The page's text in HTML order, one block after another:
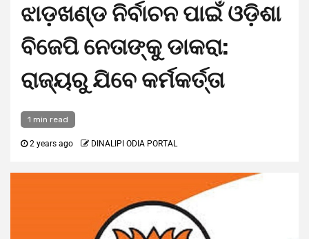
ଝାଡ଼ଖଣ୍ଡ ନିର୍ବାଚନ ପାଇଁ ଓଡ଼ିଶା
ବିଜେପି ନେତାଙ୍କୁ ଡାକରା:
ରାଜ୍ୟରୁ ଯିବେ କର୍ମକର୍ତ୍ତା
1 min read
2 years ago DINALIPI ODIA PORTAL